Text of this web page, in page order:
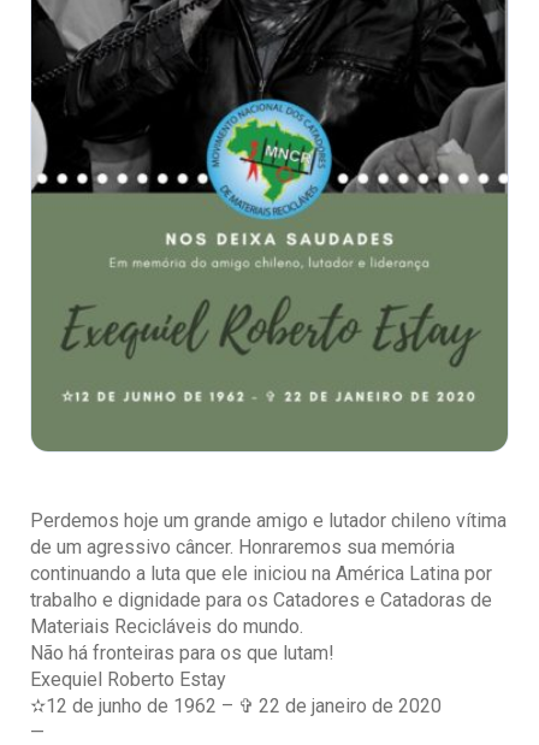
Perdemos hoje um grande amigo e lutador chileno vítima
de um agressivo câncer. Honraremos sua memória
continuando a luta que ele iniciou na América Latina por
trabalho e dignidade para os Catadores e Catadoras de
Materiais Recicláveis do mundo.
Não há fronteiras para os que lutam!
Exequiel Roberto Estay
✫12 de junho de 1962 – ✞ 22 de janeiro de 2020
—